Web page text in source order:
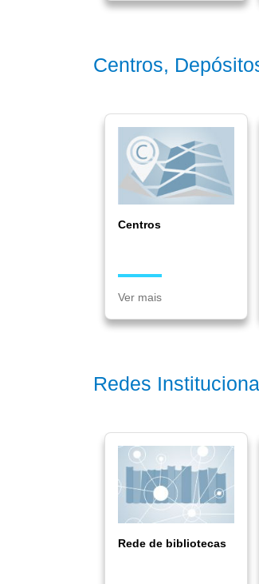
Centros,
Centros
Ver mais
Redes
Rede de bibliotecas